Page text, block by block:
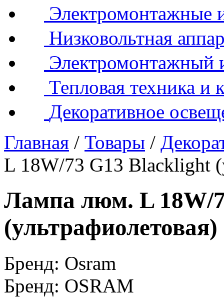
Электромонтажные
Низковольтная
Электромонтажный
Тепловая техника и
Декоративное
Главная / Товары /
L 18W/73 G13 Blacklight
Лампа люм. L 18W/
(ультрафиолетовая)
Бренд: Osram
Бренд: OSRAM